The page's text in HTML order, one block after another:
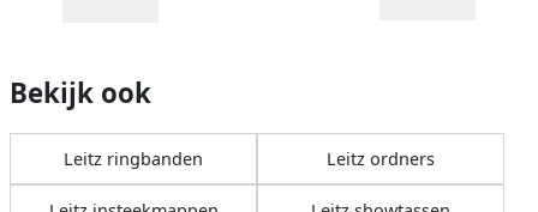
Bekijk ook
Leitz ringbanden Leitz ordners